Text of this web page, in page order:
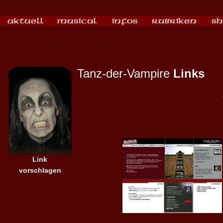
Link
vorschlagen
Tanz-der-VampireLinks